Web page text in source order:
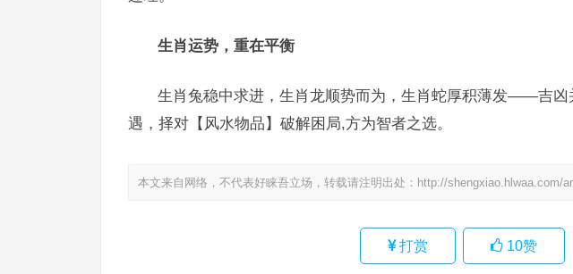
生肖运势，重在平衡
生肖兔稳中求进，生肖龙顺势而为，生肖蛇厚积薄发——吉凶
遇，择对【风水物品】破解困局,方为智者之选。
本文来自网络，不代表好睐吾立场，转载请注明出处： http://shengxiao.hlwaa.com/
打赏 10赞